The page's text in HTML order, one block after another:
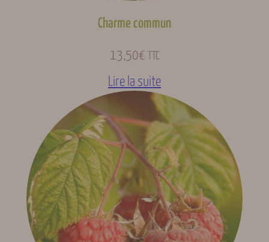
Charme commun
13,50€ TTC
Lire la suite